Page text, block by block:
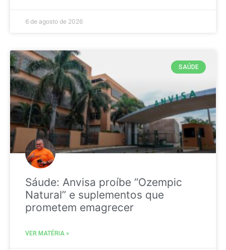
6 de agosto de 2026
SAÚDE
Sáude: Anvisa proíbe “Ozempic
Natural” e suplementos que
prometem emagrecer
VER MATÉRIA »